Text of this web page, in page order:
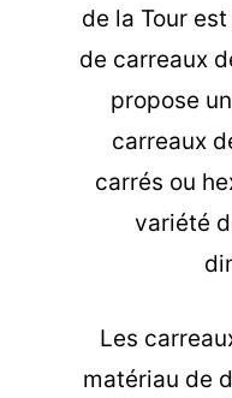
de la Tour
de carreaux
propose
carreaux
carrés ou
variété
Les
matériau de